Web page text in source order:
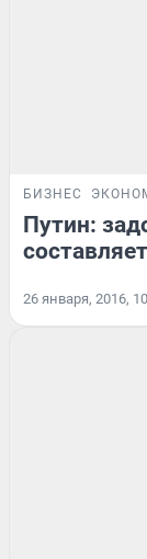
БИЗНЕС
Путин:
26 января, 2016,